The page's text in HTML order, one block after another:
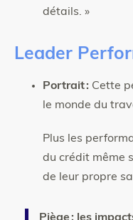
détails. »
Leader
Portrait : Cette
le monde du
Plus les
du crédit même
de leur propre